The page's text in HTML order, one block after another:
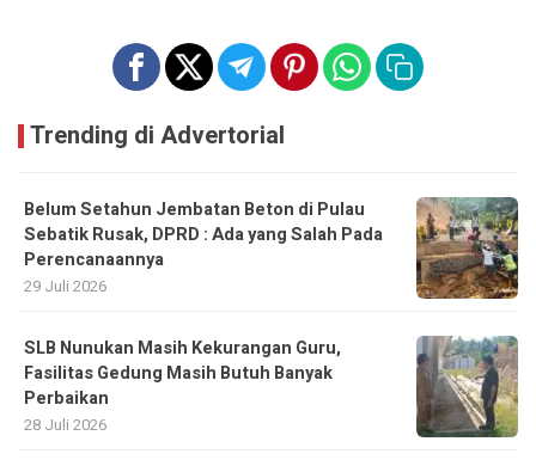
Trending di Advertorial
Belum Setahun Jembatan Beton di Pulau
Sebatik Rusak, DPRD : Ada yang Salah Pada
Perencanaannya
29 Juli 2026
SLB Nunukan Masih Kekurangan Guru,
Fasilitas Gedung Masih Butuh Banyak
Perbaikan
28 Juli 2026